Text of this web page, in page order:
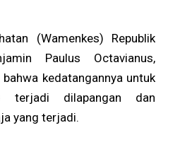
(Wamenkes) Republik
Paulus Octavianus,
bahwa kedatangannya untuk
terjadi dilapangan dan
yang terjadi.